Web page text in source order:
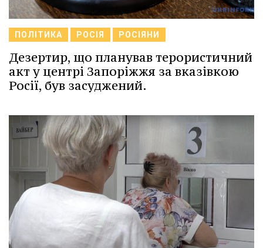
ПОЛІТИКА РОСІЯ РОСІЯНИ
Дезертир, що планував терористичний
акт у центрі Запоріжжя за вказівкою
Росії, був засуджений.